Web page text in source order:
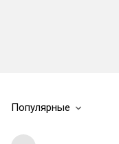
Популярные